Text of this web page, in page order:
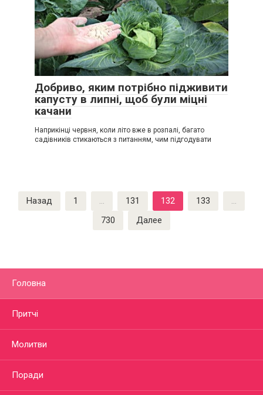
Добриво, яким потрібно підживити
капусту в липні, щоб були міцні
качани
Наприкінці червня, коли літо вже в розпалі, багато
садівників стикаються з питанням, чим підгодувати
Пагинация
записей
Назад 1 … 131 132 133
…
730
Далее
Головна
Притчі
Молитви
Поради